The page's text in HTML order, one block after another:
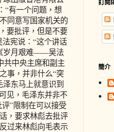
“有一个问题，想
同意写国家机关的
要批评，但是不要
宪说：“这个讲话
岁月艰难——吴法
共中央主席和副主
事，并非什么“突
东马上就意识到
见，毛泽东并非不
”限制在可以接受
，要求林彪去批评
过来林彪向毛表示
訂閱
簡介